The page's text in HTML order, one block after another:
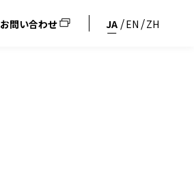
お問い合わせ JA EN ZH